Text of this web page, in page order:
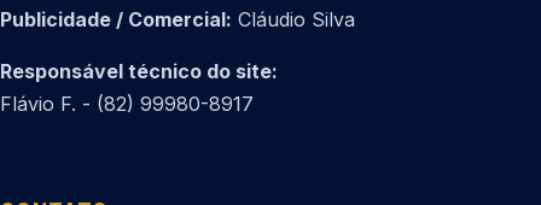
Publicidade / Comercial: Cláudio Silva
Responsável técnico do site:
Flávio F. - (82) 99980-8917